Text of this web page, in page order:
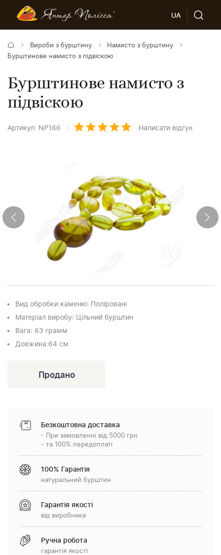
UA
Вироби з бурштину
Намисто з бурштину
Бурштинове намисто з підвіскою
Бурштинове намисто з
підвіскою
Артикул: NP166 Написати відгук
Вид обробки каменю: Поліровані
Матеріал виробу: Цільний бурштин
Вага: 63 грамм
Довжина:64 см
Безкоштовна доставка
- При замовленні від 5000 грн
- та 100% передоплаті
100% Гарантія
натуральний бурштин
Гарантія якості
від виробника
Ручна робота
гарантія якості